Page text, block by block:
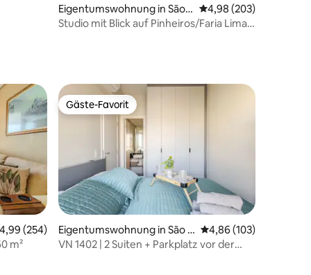
Eigentumswohnung in São P
aulo
Durchschnittliche
4,98 (203)
Studio mit Blick auf Pinheiros/Faria Lima-
Bewertungen Bewertung: 4,99 von 5, 254 Bewertungen
4,99 (254)
m²
Gäste-Favorit
Gäste-Favorit
Eigentumswohnung in São P
aulo
Durchschnittliche
4,86 (103)
VN 1402 | 2 Suiten + Parkplatz vor der